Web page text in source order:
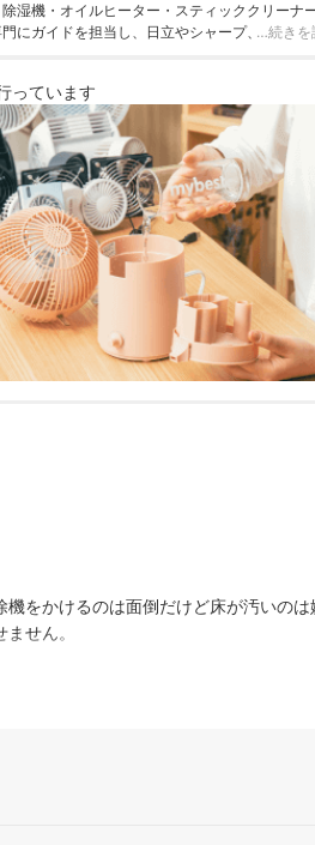
湿機・オイルヒーター・スティッククリーナ
にガイドを担当し、日立やシャープ、パナソ
しながらコンテンツ制作を行う。
…続きを
っています
をかけるのは面倒だけど床が汚いのは
せん。